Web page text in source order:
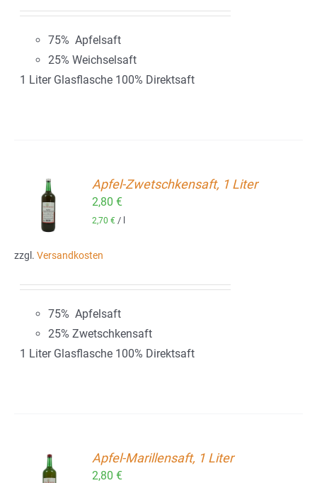
75% Apfelsaft
25% Weichselsaft
1 Liter Glasflasche 100% Direktsaft
Apfel-Zwetschkensaft, 1 Liter
2,80€
2,70€ /
zzgl. Versandkosten
75% Apfelsaft
25% Zwetschkensaft
1 Liter Glasflasche 100% Direktsaft
Apfel-Marillensaft, 1 Liter
2,80€